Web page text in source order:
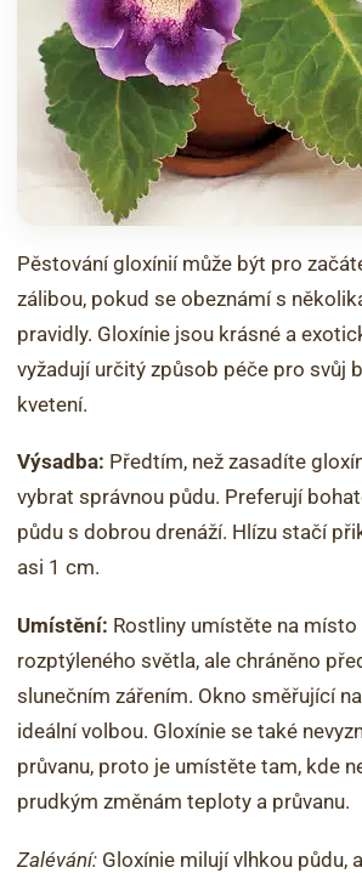
Pěstování gloxínií může být pro
zálibou, pokud se obeznámí s
pravidly. Gloxínie jsou krásné a
vyžadují určitý způsob péče pro svůj
kvetení.
Výsadba: Předtím, než zasadíte
vybrat správnou půdu. Preferují
půdu s dobrou drenáží. Hlízu stačí
asi 1 cm.
Umístění: Rostliny umístěte na
rozptýleného světla, ale chráněno
slunečním zářením. Okno směřující
ideální volbou. Gloxínie se také
průvanu, proto je umístěte tam, kde
prudkým změnám teploty a průvanu.
Zalévání: Gloxínie milují vlhkou půdu,